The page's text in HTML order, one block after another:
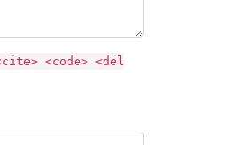
<code> <del